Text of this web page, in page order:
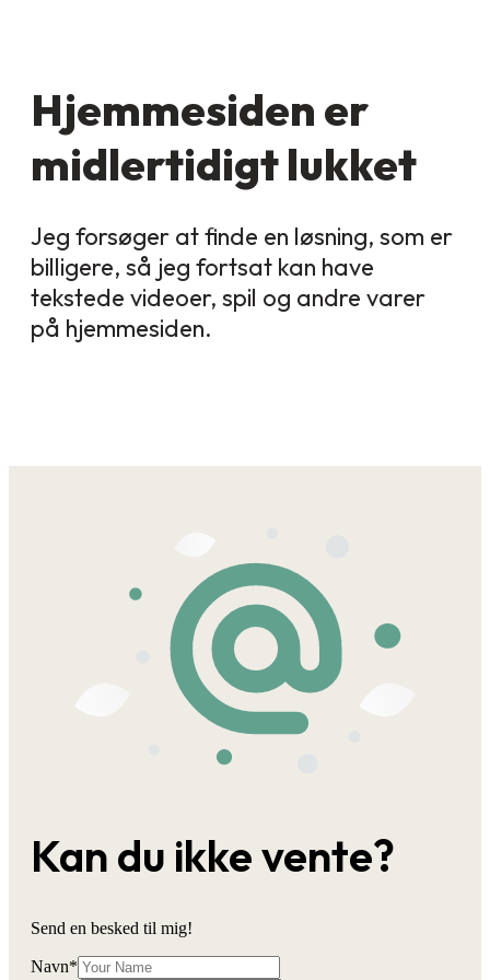
Hjemmesiden er
midlertidigt lukket
Jeg forsøger at finde en løsning, som er
billigere, så jeg fortsat kan have
tekstede videoer, spil og andre varer
på hjemmesiden.
Kan du ikke vente?
Send en besked til mig!
Navn*